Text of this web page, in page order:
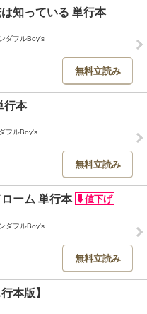
知っている 単行本
ダフルBoy's
無料立読み
行本
フルBoy's
無料立読み
ーム 単行本
ダフルBoy's
無料立読み
本版】